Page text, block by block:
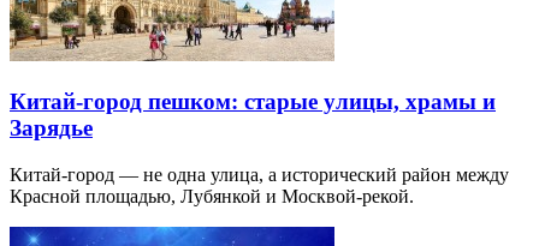
Китай-город пешком: старые улицы, храмы и
Зарядье
Китай-город — не одна улица, а исторический район между
Красной площадью, Лубянкой и Москвой-рекой.